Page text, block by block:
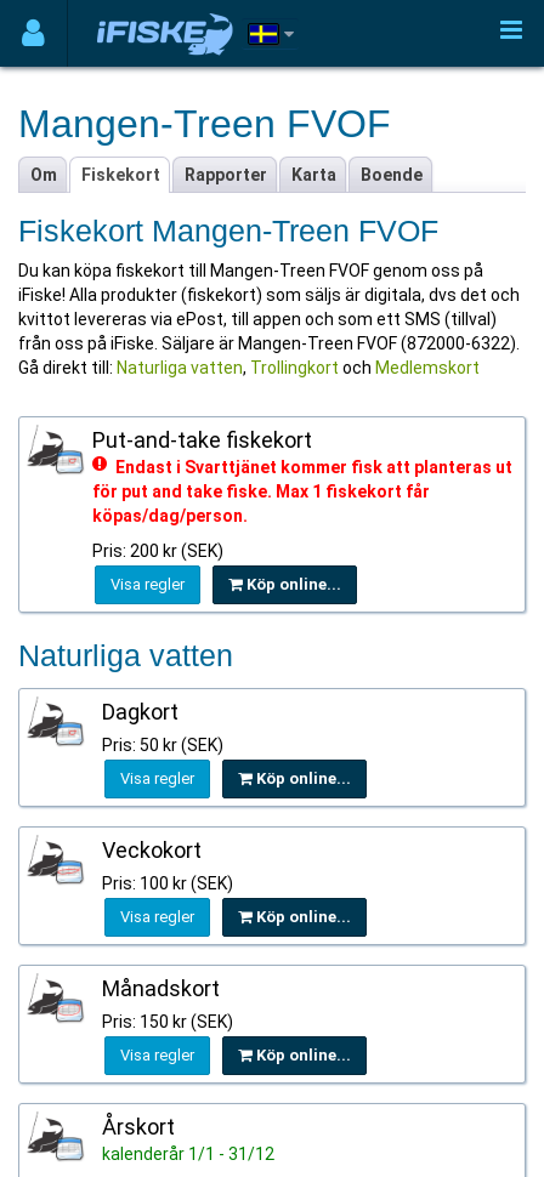
Mangen-Treen FVOF
Om Fiskekort Rapporter Karta Boende
Fiskekort Mangen-Treen FVOF
Du kan köpa fiskekort till Mangen-Treen FVOF genom oss på
iFiske! Alla produkter (fiskekort) som säljs är digitala, dvs det och
kvittot levereras via ePost, till appen och som ett SMS (tillval)
från oss på iFiske. Säljare är Mangen-Treen FVOF (872000-6322).
Gå direkt till: Naturliga vatten, Trollingkort och Medlemskort
Put-and-take fiskekort
Endast i Svarttjänet kommer fisk att planteras ut
för put and take fiske. Max 1 fiskekort får
köpas/dag/person.
Pris: 200 kr (SEK)
Visa regler Köp online...
Naturliga vatten
Dagkort
Pris: 50 kr (SEK)
Visa regler Köp online...
Veckokort
Pris: 100 kr (SEK)
Visa regler Köp online...
Månadskort
Pris: 150 kr (SEK)
Visa regler Köp online...
Årskort
kalenderår 1/1 - 31/12